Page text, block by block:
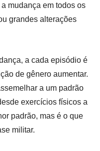
mudança em todos os
grandes alterações
a cada episódio é
de gênero aumentar.
a um padrão
exercícios físicos a
padrão, mas é o que
militar.